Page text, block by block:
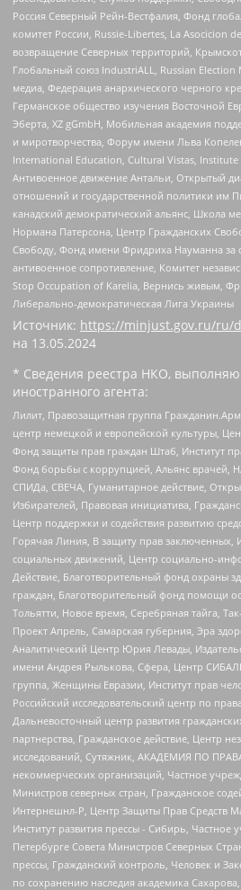
Россия Северный Рейн-Вестфалия, Фонд
комитет России, Russie-Libertes, La Asocicion
возвращение Северных территорий,
Глобальный союз IndustriALL, Russian
медиа, Федерация анархического черного
Германское общество изучения Восточной
Эберта, XZ gGmbH, Мобильная академия
и миротворчества, Форум имени Льва
International Education, Cultural Vistas,
Антивоенное движение Антальи, Открытый
отношений и государственной политики им
канадский демократический альянс, Школа
Нормана Патерсона, Центр Гражданских
Свободу, Фонд имени Фридриха Науманна за
антивоенное сопротивление, Комитет
Stop Occupation of Karelia, Вернись живым,
Либерально-демократическая Лига Украины
Источник: https://minjust.gov.ru/ru/
на 13.05.2024
* Сведения реестра НКО,
иностранного агента:
Лилит, Правозащитная группа
центр немецкой и европейской культуры,
Фонд защиты прав граждан Штаб, Институт
Фонд борьбы с коррупцией, Альянс
СПИДа, СВЕЧА, Гуманитарное действие,
Избирателей, Правовая инициатива,
Центр поддержки и содействия развитию
Горячая Линия, В защиту прав заключенных,
социальных движений, Центр социально-
Действие, Благотворительный фонд охраны
граждан, Благотворительный фонд помощи
Тольятти, Новое время, Серебряная тайга,
Проект Апрель, Самарская губерния, Эра
Аналитический Центр Юрия Левады,
имени Андрея Рылькова, Сфера, Центр
группа, Женщины Евразии, Институт прав
Российский исследовательский центр по
Дальневосточный центр развития
партнерства, Гражданское действие, Центр
исследований, Сутяжник, АКАДЕМИЯ ПО
некоммерческих организаций, Частное
Министров северных стран, Гражданское
Интернешнл-Р, Центр Защиты Прав Средств
Институт развития прессы - Сибирь, Частное
Петербурге Совета Министров Северных
прессы, Гражданский контроль, Человек и
по сохранению наследия академика